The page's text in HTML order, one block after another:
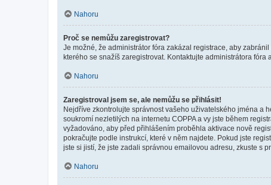
Nahoru
Proč se nemůžu zaregistrovat?
Je možné, že administrátor fóra zakázal registrace, aby
kterého se snažíš zaregistrovat. Kontaktujte administrátora fóra
Nahoru
Zaregistroval jsem se, ale nemůžu se přihlásit!
Nejdříve zkontrolujte správnost vašeho uživatelského jména a
soukromí nezletilých na internetu COPPA a vy jste během
vyžadováno, aby před přihlášením proběhla aktivace nově
pokračujte podle instrukcí, které v něm najdete. Pokud jste
jste si jistí, že jste zadali správnou emailovou adresu, zkuste s
Nahoru